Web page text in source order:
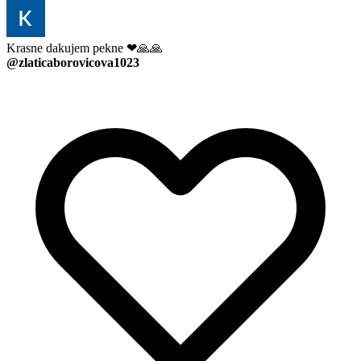
Krasne dakujem pekne ❤🙏🙏
@zlaticaborovicova1023